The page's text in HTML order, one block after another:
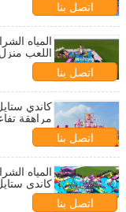
اتصل بنا
المياه
اللعب
اتصل بنا
كاندي
مراهقة
اتصل بنا
المياه
كاندي
اتصل بنا